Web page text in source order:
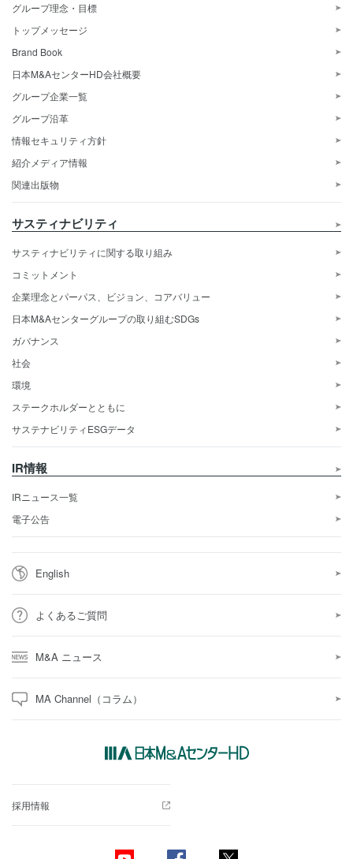
グループ理念・目標
トップメッセージ
Brand Book
日本M&AセンターHD会社概要
グループ企業一覧
グループ沿革
情報セキュリティ方針
紹介メディア情報
関連出版物
サスティナビリティ
サスティナビリティに関する取り組み
コミットメント
企業理念とパーパス、ビジョン、コアバリュー
日本M&Aセンターグループの取り組むSDGs
ガバナンス
社会
環境
ステークホルダーとともに
サステナビリティESGデータ
IR情報
IRニュース一覧
電子公告
English
よくあるご質問
M&A ニュース
MA Channel（コラム）
採用情報